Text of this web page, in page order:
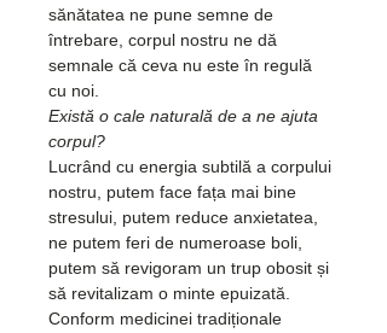
sănătatea ne pune semne de
întrebare, corpul nostru ne dă
semnale că ceva nu este în regulă
cu noi.
Există o cale naturală de a ne ajuta
corpul?
Lucrând cu energia subtilă a corpului
nostru, putem face fața mai bine
stresului, putem reduce anxietatea,
ne putem feri de numeroase boli,
putem să revigoram un trup obosit și
să revitalizam o minte epuizată.
Conform medicinei tradiționale